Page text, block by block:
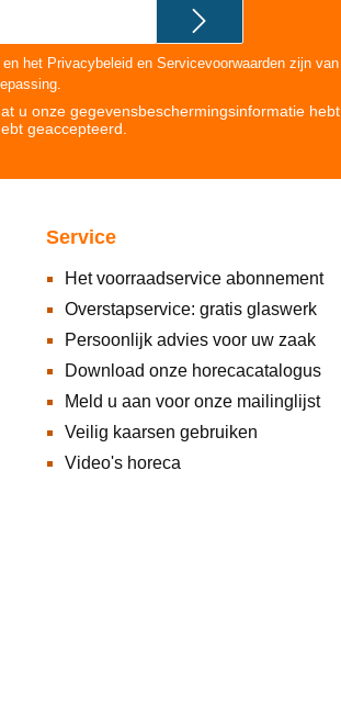
en het Privacybeleid en Servicevoorwaardenzijn van
u onze gegevensbeschermingsinformatie hebt
geaccepteerd
Service
Het voorraadservice abonnement
Overstapservice: gratis glaswerk
Persoonlijk advies voor uw zaak
Download onze horecacatalogus
Meld u aan voor onze mailinglijst
Veilig kaarsen gebruiken
Video's horeca